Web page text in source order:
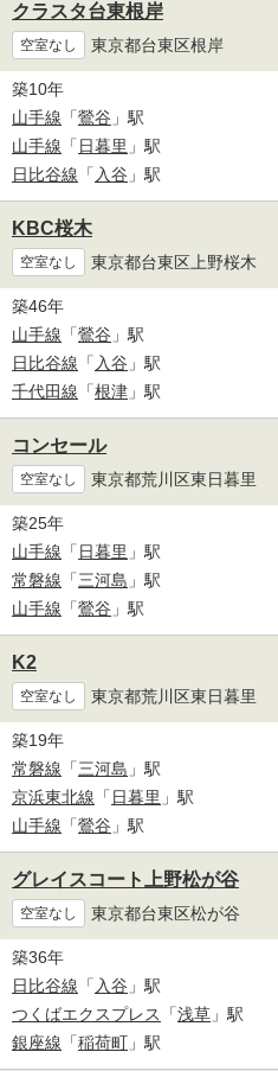
クラスタ台東根岸
空室なし 東京都台東区根岸
築10年
山手線 「鶯谷 」駅
山手線 「 日暮里 」駅
日比谷線 「 入谷 」駅
KBC桜木
空室なし 東京都台東区上野桜木
築46年
山手線 「鶯谷 」駅
日比谷線 「 入谷 」駅
千代田線 「根津 」駅
コンセール
空室なし 東京都荒川区東日暮里
築25年
山手線 「 日暮里 」駅
常磐線 「三河島 」駅
山手線 「鶯谷 」駅
K2
空室なし 東京都荒川区東日暮里
築19年
常磐線 「三河島 」駅
京浜東北線 「 日暮里 」駅
山手線 「鶯谷 」駅
グレイスコート上野松が谷
空室なし 東京都台東区松が谷
築36年
日比谷線 「 入谷 」駅
つくばエクスプレス
「浅草 」駅
銀座線 「稲荷町 」駅